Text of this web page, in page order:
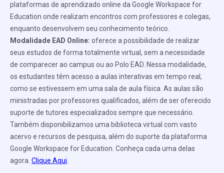
plataformas de aprendizado online da Google Workspace for
Education onde realizam encontros com professores e colegas,
enquanto desenvolvem seu conhecimento teórico.
Modalidade EAD Online: oferece a possibilidade de realizar
seus estudos de forma totalmente virtual, sem a necessidade
de comparecer ao campus ou ao Polo EAD. Nessa modalidade,
os estudantes têm acesso a aulas interativas em tempo real,
como se estivessem em uma sala de aula física. As aulas são
ministradas por professores qualificados, além de ser oferecido
suporte de tutores especializados sempre que necessário.
Também disponibilizamos uma biblioteca virtual com vasto
acervo e recursos de pesquisa, além do suporte da plataforma
Google Workspace for Education. Conheça cada uma delas
agora. Clique Aqui